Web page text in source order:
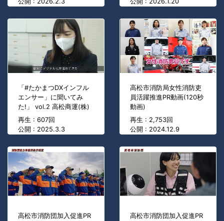
「#たかまつDXインフル
エンサー」に聞いてみ
た!」 vol.2 高松商運(株)
再生 : 607回
公開 : 2025.3.3
高松市消防局女性消防吏
員活躍推進PR動画(120秒
動画)
再生 : 2,753回
公開 : 2024.12.9
高松市消防団加入促進PR
高松市消防団加入促進PR